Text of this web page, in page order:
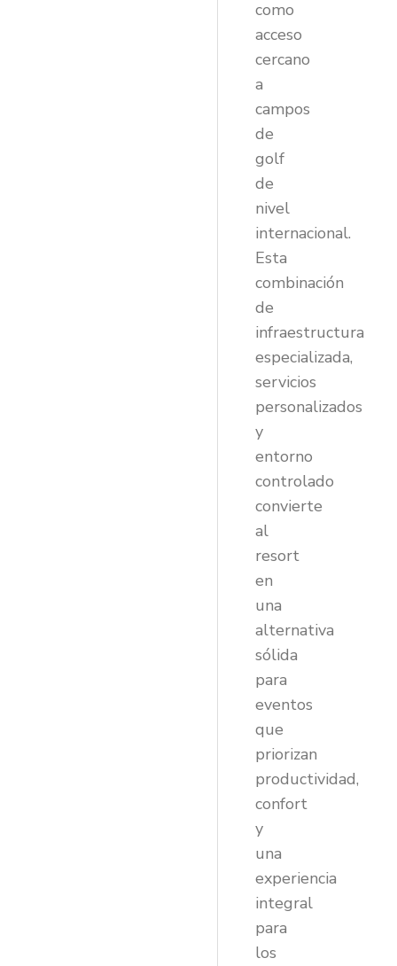
como
acceso
cercano
a
campos
de
golf
de
nivel
internacional.
Esta
combinación
de
infraestructura
especializada,
servicios
personalizados
y
entorno
controlado
convierte
al
resort
en
una
alternativa
sólida
para
eventos
que
priorizan
productividad,
confort
y
una
experiencia
integral
para
los